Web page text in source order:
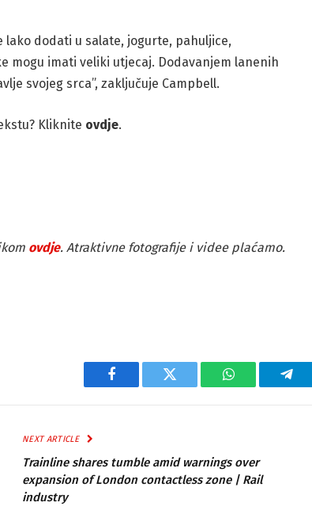
lako dodati u salate, jogurte, pahuljice,
mogu imati veliki utjecaj. Dodavanjem lanenih
svojeg srca”, zaključuje Campbell.
Kliknite ovdje.
ovdje. Atraktivne fotografije i videe plaćamo.
Facebook Twitter WhatsApp
NEXT ARTICLE
Trainline shares tumble amid warnings over
expansion of London contactless zone | Rail
industry